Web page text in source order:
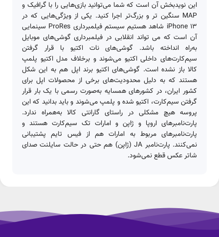
این نویدبخش آن است که شما می‌توانید بازی‌هایی را با گرافیک و
MAP سنگین تر و بزرگ‌تر اجرا کنید. یکی از ویژگی‌هایی که در
iPhone 13 شاهد هستیم سیستم فیلمبرداری ProRes سینمایی
آن است که می تواند انقلابی در فیلمبرداری گوشی‌های موبایل
به‌راه انداخته باشد. گوشی‌های نات اکتیو با قرار گرفتن
سیم‌کارت‌های داخلی اکتیو می‌شوند و برخلاف مدل اکتیو پلمپ
کالا باز نشده است. گوشی‌های اکتیو برند اپل هم به این شکل
هستند که به دلیل محدودیت‌های برخی از محصولات اپل برای
کشور ایران، در کشور‌های همسایه به‌صورت رسمی با یک بار قرار
گرفتن سیم‌کارت، اکتیو شده و پلمپ می‌شوند و باید بدانید که این
پروسه هیچ مشکلی در راستای گارانتی کالا به‌همراه ندارد.
پارت‌نامبر‌های اروپا و ژاپن و امارات تک سیم‌کارت هستند و
پارت‌نامبر‌های مربوط به امارات هم از فیس تایم پشتیبانی
نمی‌کنند. پارت‌نامبر JA (ژاپن) هم حتی در حالت سایلنت صدای
شاتر عکس قطع نمی‌شود.